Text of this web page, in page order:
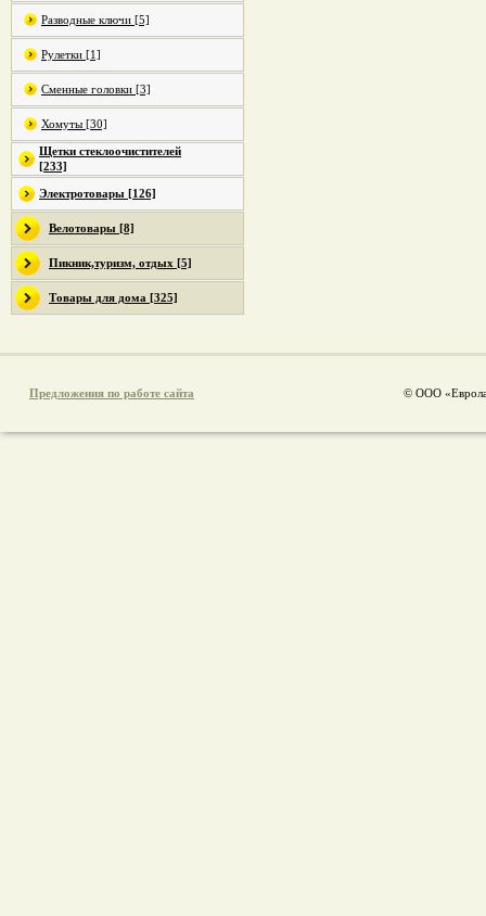
Разводные ключи [5]
Рулетки [1]
Сменные головки [3]
Хомуты [30]
Щетки стеклоочистителей
[233]
Электротовары [126]
Велотовары [8]
Пикник,туризм, отдых [5]
Товары для дома [325]
Предложения по работе сайта © ООО